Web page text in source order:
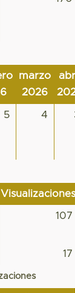
marzo
2026
5 4
Visualizaciones
107
17